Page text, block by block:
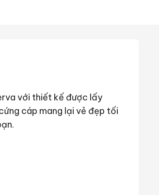
với thiết kế được lấy
cáp mang lại vẻ đẹp tối